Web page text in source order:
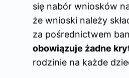
się nabór wniosków
że wnioski należy
za pośrednictwem
obowiązuje żadne
rodzinie na każde